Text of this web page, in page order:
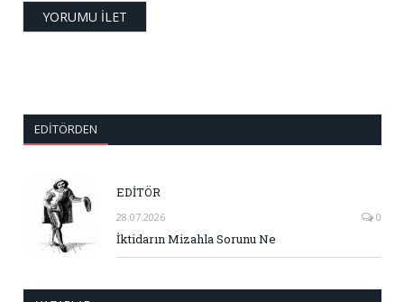
EDITÖRDEN
EDİTÖR
28.07.2026 0
İktidarın Mizahla Sorunu Ne